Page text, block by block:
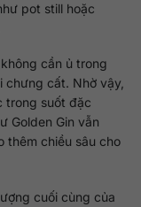
pot still hoặc
cần ủ trong
cất. Nhờ vậy,
trong suốt đặc
Golden Gin vẫn
thêm chiều sâu cho
cuối cùng của